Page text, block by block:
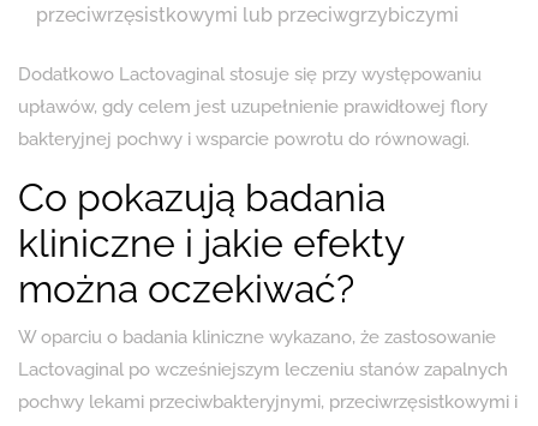
przeciwrzęsistkowymi lub przeciwgrzybiczymi
Dodatkowo Lactovaginal stosuje się przy występowaniu
upławów, gdy celem jest uzupełnienie prawidłowej flory
bakteryjnej pochwy i wsparcie powrotu do równowagi.
Co pokazują badania
kliniczne i jakie efekty
można oczekiwać?
W oparciu o badania kliniczne wykazano, że zastosowanie
Lactovaginal po wcześniejszym leczeniu stanów zapalnych
pochwy lekami przeciwbakteryjnymi, przeciwrzęsistkowymi i